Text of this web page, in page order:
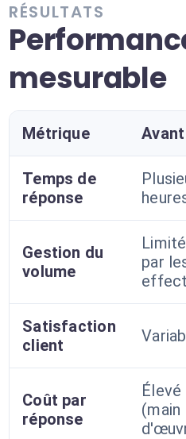
RÉSULTATS
mesurable
Métrique Avant
Temps de
réponse
Gestion du
volume
Limité
par
Satisfaction
client
Coût par
réponse
Élevé
(main